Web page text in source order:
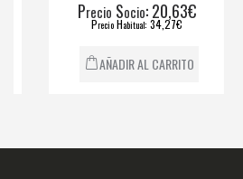
recioSocio: 20,63€
recioHabitual: 34,27€
AÑADIR AL CARRITO